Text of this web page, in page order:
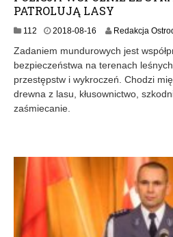
PATROLUJĄ LASY
112 2018-08-16
1
8
-
0
Redakcja
Zadaniem mundurowych jest
bezpieczeństwa na terenach
przestępstw i wykroczeń. Chodzi
drewna z lasu, kłusownictwo,
zaśmiecanie.